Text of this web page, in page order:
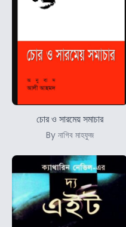
চোর ও সারমেয় সমাচার
By নাগিব মাহফুজ